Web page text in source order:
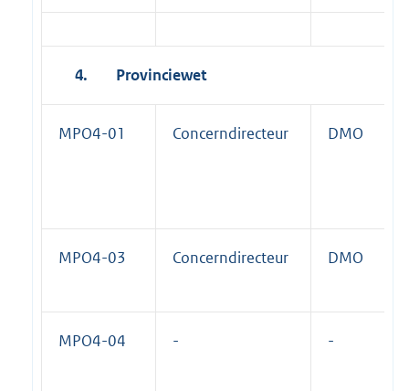
4. Provinciewet
MPO4-01 Concerndirecteur DMO
MPO4-03 Concerndirecteur DMO
MPO4-04 - -